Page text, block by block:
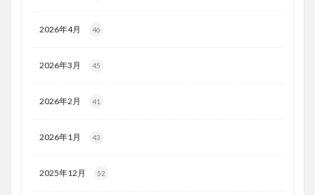
2026年4月 46
2026年3月 45
2026年2月 41
2026年1月 43
2025年12月 52